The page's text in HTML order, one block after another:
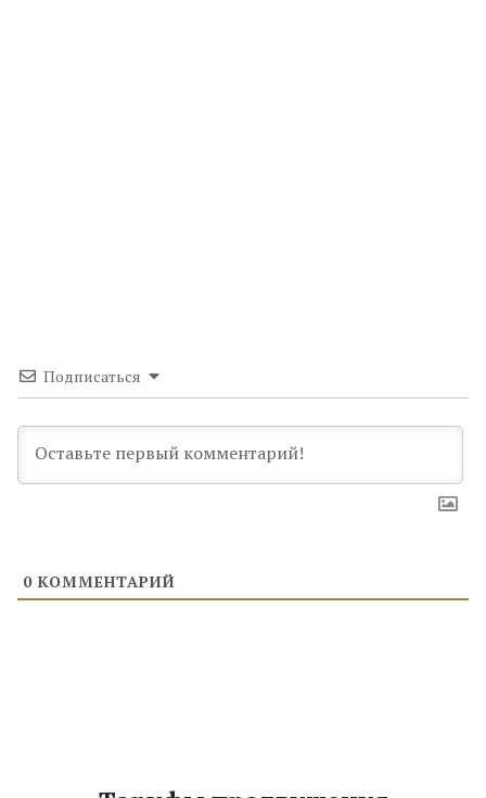
Подписаться
0 КОММЕНТАРИЙ